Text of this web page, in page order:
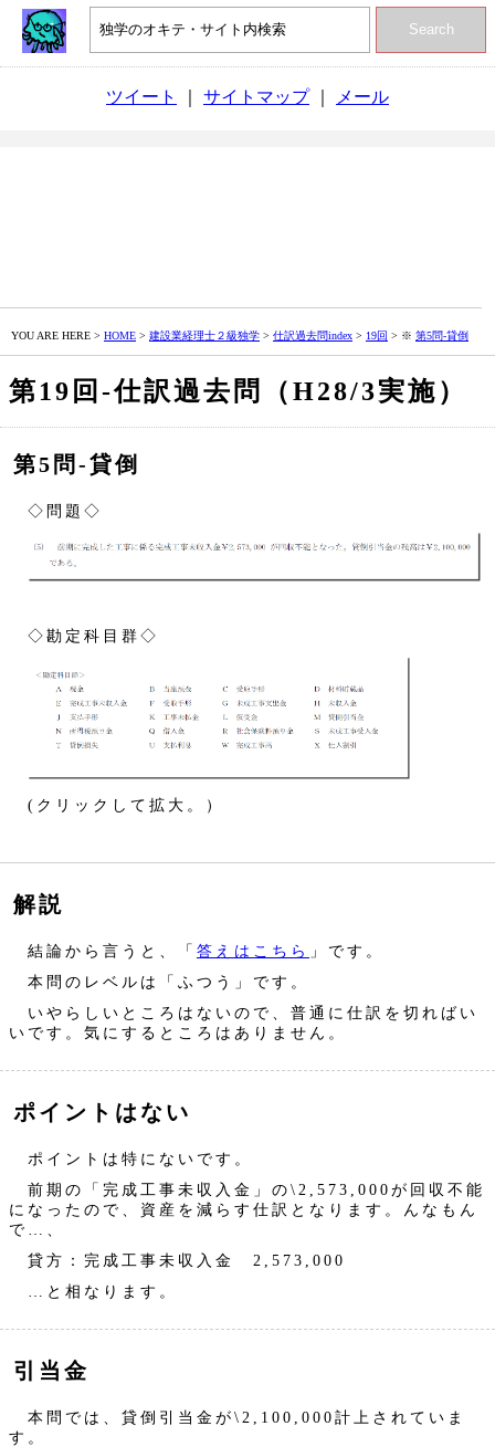
Search
ツイート サイトマップ｜ メール
YOU ARE HERE > HOME > 建設業経理士２級独学 > 仕訳過去問index > 19回 > ※ 第5問‐貸倒
第19回‐仕訳過去問（H28/3実施）
第5問‐貸倒
◇問題◇
◇勘定科目群◇
(クリックして拡大。）
解説
結論から言うと、「 答えはこちら
」です。
本問のレベルは「ふつう」です。
いやらしいところはないので、普通に仕訳を切ればい
いです。気にするところはありません。
ポイントはない
ポイントは特にないです。
前期の「完成工事未収入金」の\2,573,000が回収不能
になったので、資産を減らす仕訳となります。んなもん
で…、
貸方：完成工事未収入金 2,573,000
…と相なります。
引当金
本問では、貸倒引当金が\2,100,000計上されていま
す。